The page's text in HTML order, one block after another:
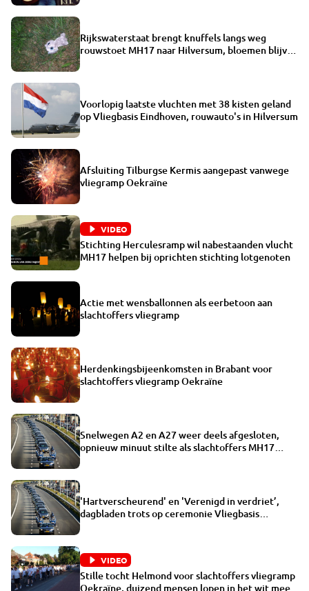
Rijkswaterstaat brengt knuffels langs weg
rouwstoet MH17 naar Hilversum, bloemen blijven
Voorlopig laatste vluchten met 38 kisten geland
op Vliegbasis Eindhoven, rouwauto's in Hilversum
Afsluiting Tilburgse Kermis aangepast vanwege
vliegramp Oekraïne
VIDEO
Stichting Herculesramp wil nabestaanden vlucht
MH17 helpen bij oprichten stichting lotgenoten
Actie met wensballonnen als eerbetoon aan
slachtoffers vliegramp
Herdenkingsbijeenkomsten in Brabant voor
slachtoffers vliegramp Oekraïne
Snelwegen A2 en A27 weer deels afgesloten,
opnieuw minuut stilte als slachtoffers MH17
'Hartverscheurend' en 'Verenigd in verdriet’,
dagbladen trots op ceremonie Vliegbasis
VIDEO
Stille tocht Helmond voor slachtoffers vliegramp
Oekraïne, duizend mensen lopen in het wit mee